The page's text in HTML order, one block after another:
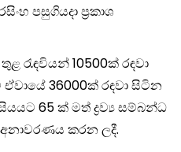
පසුගියදා ප්‍රකාශ
රැඳවියන් 10500ක් රඳවා
36000ක් රඳවා සිටින
65 ක් මත් ද්‍රව්‍ය සම්බන්ධ
කරන ලදී.